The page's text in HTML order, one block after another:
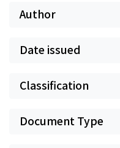
Author
Date issued
Classification
Document Type